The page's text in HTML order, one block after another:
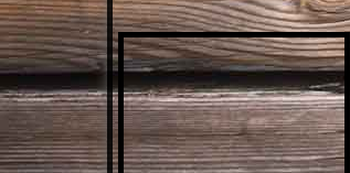
DEN 70ERN